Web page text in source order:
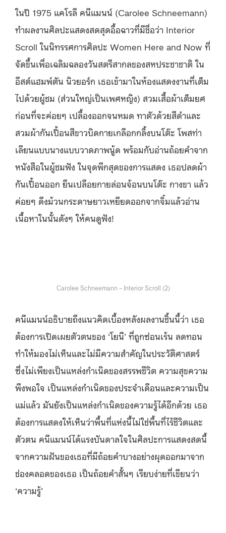
ในปี 1975 แคโรลี คนีแมนน์ (Carolee Schneemann)
ทำผลงานศิลปะแสดงสดสุดอื้อฉาวที่มีชื่อว่า Interior
Scroll ในนิทรรศการศิลปะ Women Here and Now ที่
จัดขึ้นเพื่อเฉลิมฉลองวันสตรีสากลของสหประชาชาติ ใน
อีสต์แฮมพ์ตัน นิวยอร์ก เธอเข้ามาในห้องแสดงงานที่เต็ม
ไปด้วยผู้ชม (ส่วนใหญ่เป็นเพศหญิง) สวมเสื้อผ้าเต็มยศ
ก่อนที่จะค่อยๆ เปลื้องออกจนหมด ทาตัวด้วยสีดำและ
สวมผ้ากันเปื้อนสีขาวบิดกายเกลือกกลิ้งบนโต๊ะ โพสท่า
เลียนแบบนางแบบวาดภาพนู้ด พร้อมกับอ่านถ้อยคำจาก
หนังสือในผู้ชมฟัง ในจุดพีกสุดของการแสดง เธอปลดผ้า
กันเปื้อนออก ยืนเปลือยกายล่อนจ้อนบนโต๊ะ กางขา แล้ว
ค่อยๆ ดึงม้วนกระดาษยาวเหยียดออกจากจิ๋มแล้วอ่าน
เนื้อหาในนั้นดังๆ ให้คนดูฟัง!
Carolee Schneemann – Interior Scroll (2)
คนีแมนน์อธิบายถึงแนวคิดเบื้องหลังผลงานชิ้นนี้ว่า เธอ
ต้องการเปิดเผยตัวตนของ ‘โยนี’ ที่ถูกซ่อนเร้น ลดทอน
ทำให้มองไม่เห็นและไม่มีความสำคัญในประวัติศาสตร์
ซึ่งไม่เพียงเป็นแหล่งกำเนิดของสรรพชีวิต ความสุขความ
พึงพอใจ เป็นแหล่งกำเนิดของประจำเดือนและความเป็น
แม่แล้ว มันยังเป็นแหล่งกำเนิดของความรู้ได้อีกด้วย เธอ
ต้องการแสดงให้เห็นว่าพื้นที่แห่งนี้ไม่ใช่พื้นที่ไร้ชีวิตและ
ตัวตน คนีแมนน์ได้แรงบันดาลใจในศิลปะการแสดงสดนี้
จากความฝันของเธอที่มีถ้อยคำบางอย่างผุดออกมาจาก
ช่องคลอดของเธอ เป็นถ้อยคำสั้นๆ เรียบง่ายที่เขียนว่า
‘ความรู้’